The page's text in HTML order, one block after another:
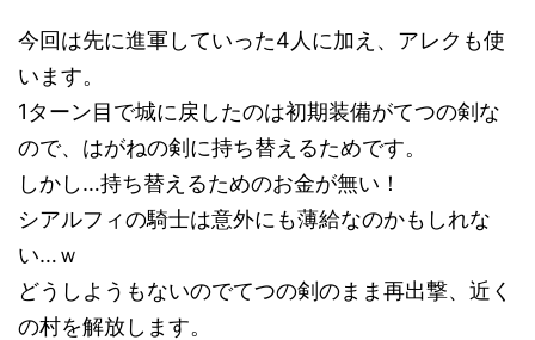
今回は先に進軍していった4人に加え、アレクも使
います。
1ターン目で城に戻したのは初期装備がてつの剣な
ので、はがねの剣に持ち替えるためです。
しかし…持ち替えるためのお金が無い！
シアルフィの騎士は意外にも薄給なのかもしれな
い…ｗ
どうしようもないのでてつの剣のまま再出撃、近く
の村を解放します。